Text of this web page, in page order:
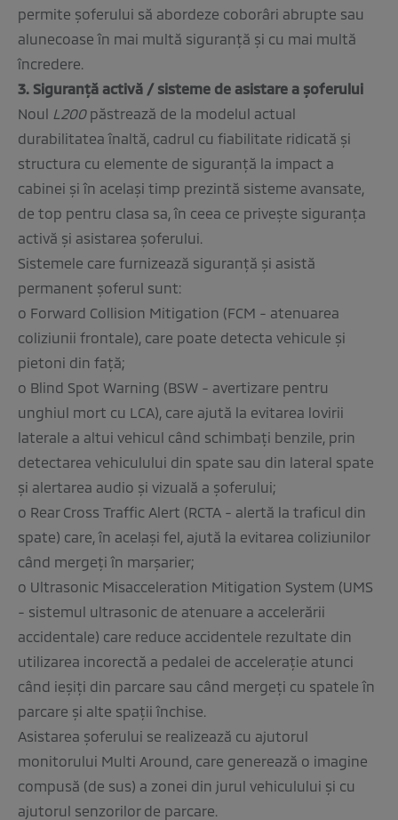
permite şoferului să abordeze coborâri abrupte sau
alunecoase în mai multă siguranţă şi cu mai multă
încredere.
3. Siguranţă activă / sisteme de asistare a şoferului
Noul L200păstrează de la modelul actual
durabilitatea înaltă, cadrul cu fiabilitate ridicată şi
structura cu elemente de siguranţă la impact a
cabinei şi în acelaşi timp prezintă sisteme avansate,
de top pentru clasa sa, în ceea ce priveşte siguranţa
activă şi asistarea şoferului.
Sistemele care furnizează siguranţă şi asistă
permanent şoferul sunt:
o Forward Collision Mitigation (FCM - atenuarea
coliziunii frontale), care poate detecta vehicule şi
pietoni din faţă;
o Blind Spot Warning (BSW - avertizare pentru
unghiul mort cu LCA), care ajută la evitarea lovirii
laterale a altui vehicul când schimbaţi benzile, prin
detectarea vehiculului din spate sau din lateral spate
şi alertarea audio şi vizuală a şoferului;
o Rear Cross Traffic Alert (RCTA - alertă la traficul din
spate) care, în acelaşi fel, ajută la evitarea coliziunilor
când mergeţi în marşarier;
o Ultrasonic Misacceleration Mitigation System (UMS
- sistemul ultrasonic de atenuare a accelerării
accidentale) care reduce accidentele rezultate din
utilizarea incorectă a pedalei de acceleraţie atunci
când ieşiţi din parcare sau când mergeţi cu spatele în
parcare şi alte spaţii închise.
Asistarea şoferului se realizează cu ajutorul
monitorului Multi Around, care generează o imagine
compusă (de sus) a zonei din jurul vehiculului şi cu
ajutorul senzorilor de parcare.